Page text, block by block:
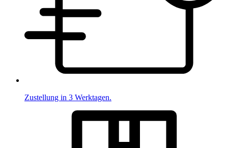
Zustellung in 3 Werktagen.